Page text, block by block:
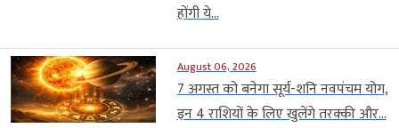
होंगी ये...
August 06, 2026
7 अगस्त को बनेगा सूर्य-शनि नवपंचम योग,
इन 4 राशियों के लिए खुलेंगे तरक्की और...